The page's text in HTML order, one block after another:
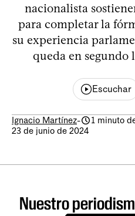
nacionalista
para completar la
su experiencia
queda en segundo
Escuchar
Ignacio Martínez-
1 minuto
23 de junio de 2024
Nuestro